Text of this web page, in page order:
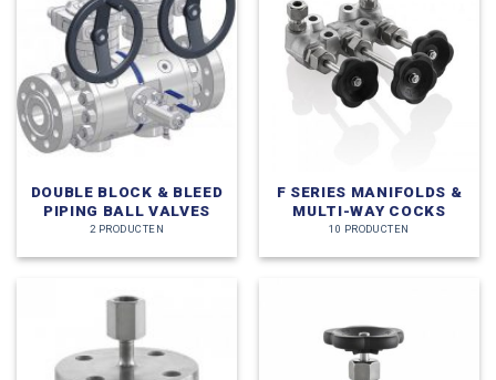
DOUBLE BLOCK & BLEED
PIPING BALL VALVES
2 PRODUCTEN
F SERIES MANIFOLDS &
MULTI-WAY COCKS
10 PRODUCTEN